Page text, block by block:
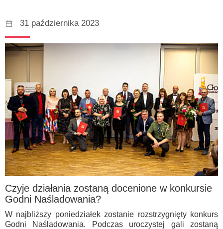
31 października 2023
Czyje działania zostaną docenione w konkursie
Godni Naśladowania?
W najbliższy poniedziałek zostanie rozstrzygnięty konkurs
Godni Naśladowania. Podczas uroczystej gali zostaną